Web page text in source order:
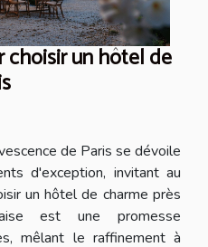
choisir un hôtel de
de Paris se dévoile
d'exception, invitant au
un hôtel de charme près
est une promesse
mêlant le raffinement à